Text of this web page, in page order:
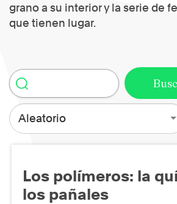
grano a su interior y la serie de
que tienen lugar.
Aleatorio
Los polímeros: la
los pañales